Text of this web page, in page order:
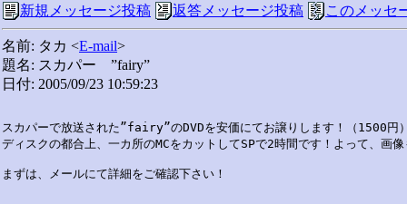
新規メッセージ投稿 返答メッセージ投稿 このメッセ
名前: タカ <E-mail>
題名: スカパー ”fairy”
日付: 2005/09/23 10:59:23
スカパーで放送された”fairy”のDVDを安価にてお譲りします！（1500円
ディスクの都合上、一カ所のMCをカットしてSPで2時間です！よって、画